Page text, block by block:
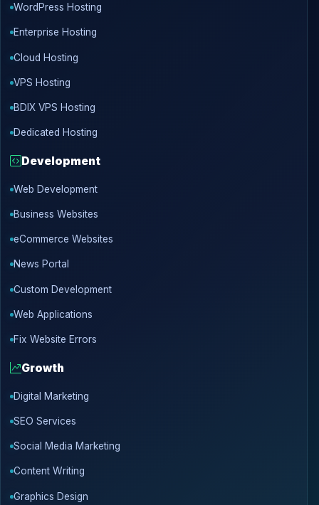
WordPress Hosting
Enterprise Hosting
Cloud Hosting
VPS Hosting
BDIX VPS Hosting
Dedicated Hosting
Development
Web Development
Business Websites
eCommerce Websites
News Portal
Custom Development
Web Applications
Fix Website Errors
Growth
Digital Marketing
SEO Services
Social Media Marketing
Content Writing
Graphics Design